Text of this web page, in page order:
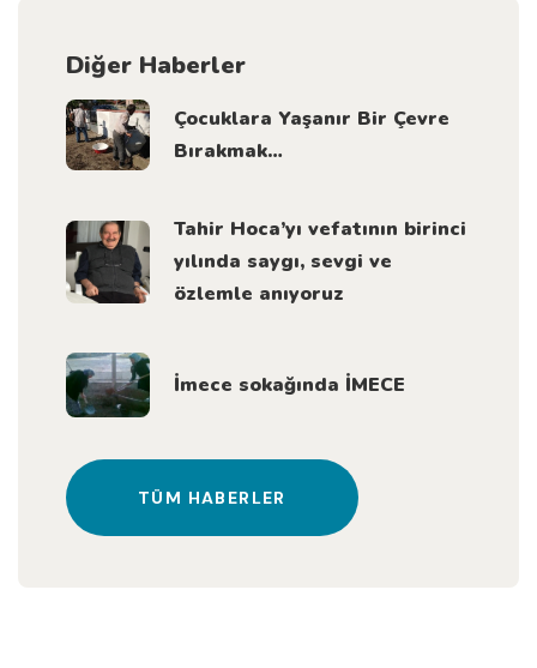
Diğer Haberler
Çocuklara Yaşanır Bir Çevre
Bırakmak…
Tahir Hoca’yı vefatının birinci
yılında saygı, sevgi ve
özlemle anıyoruz
İmece sokağında İMECE
TÜM HABERLER